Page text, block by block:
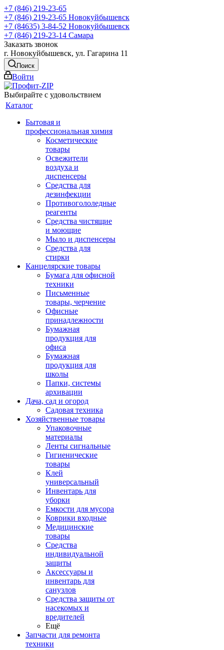
+7 (846) 219-23-65
+7 (846) 219-23-65 Новокуйбышевск
+7 (84635) 3-84-52 Новокуйбышевск
+7 (846) 219-23-14 Самара
Заказать звонок
г. Новокуйбышевск, ул. Гагарина 11
Поиск
Войти
Выбирайте с удовольствием
Каталог
Бытовая и
профессиональная химия
Косметические
товары
Освежители
воздуха и
диспенсеры
Средства для
дезинфекции
Противогололедные
реагенты
Средства чистящие
и моющие
Мыло и диспенсеры
Средства для
стирки
Канцелярские товары
Бумага для офисной
техники
Письменные
товары, черчение
Офисные
принадлежности
Бумажная
продукция для
офиса
Бумажная
продукция для
школы
Папки, системы
архивации
Дача, сад и огород
Садовая техника
Хозяйственные товары
Упаковочные
материалы
Ленты сигнальные
Гигиенические
товары
Клей
универсальный
Инвентарь для
уборки
Емкости для мусора
Коврики входные
Медицинские
товары
Средства
индивидуальной
защиты
Аксессуары и
инвентарь для
санузлов
Средства защиты от
насекомых и
вредителей
Ещё
Запчасти для ремонта
техники